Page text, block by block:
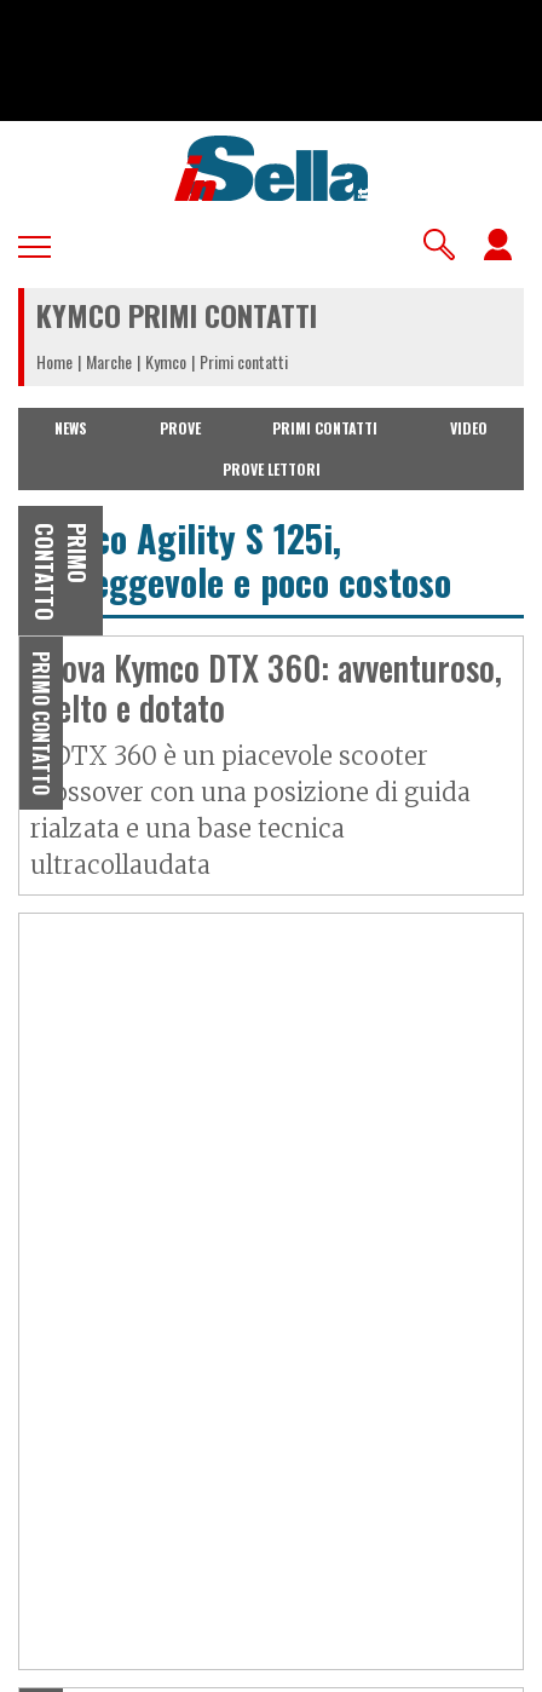
KYMCO PRIMI CONTATTI
Home Marche Kymco Primi contatti
NEWS PROVE PRIMI CONTATTI
VIDEO
PROVE LETTORI
P
R
I
M
O
C
O
N
T
A
T
T
O
Kymco Agility S 125i,
maneggevole e poco costoso
PRIMO CONTATTO
Prova Kymco DTX 360: avventuroso,
svelto e dotato
Il DTX 360 è un piacevole scooter
crossover con una posizione di guida
rialzata e una base tecnica
ultracollaudata